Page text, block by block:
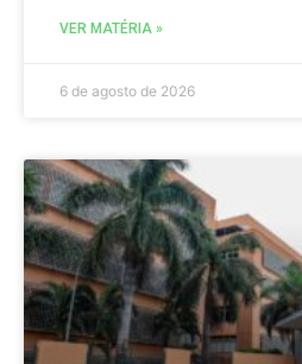
VER MATÉRIA »
6 de agosto de 2026